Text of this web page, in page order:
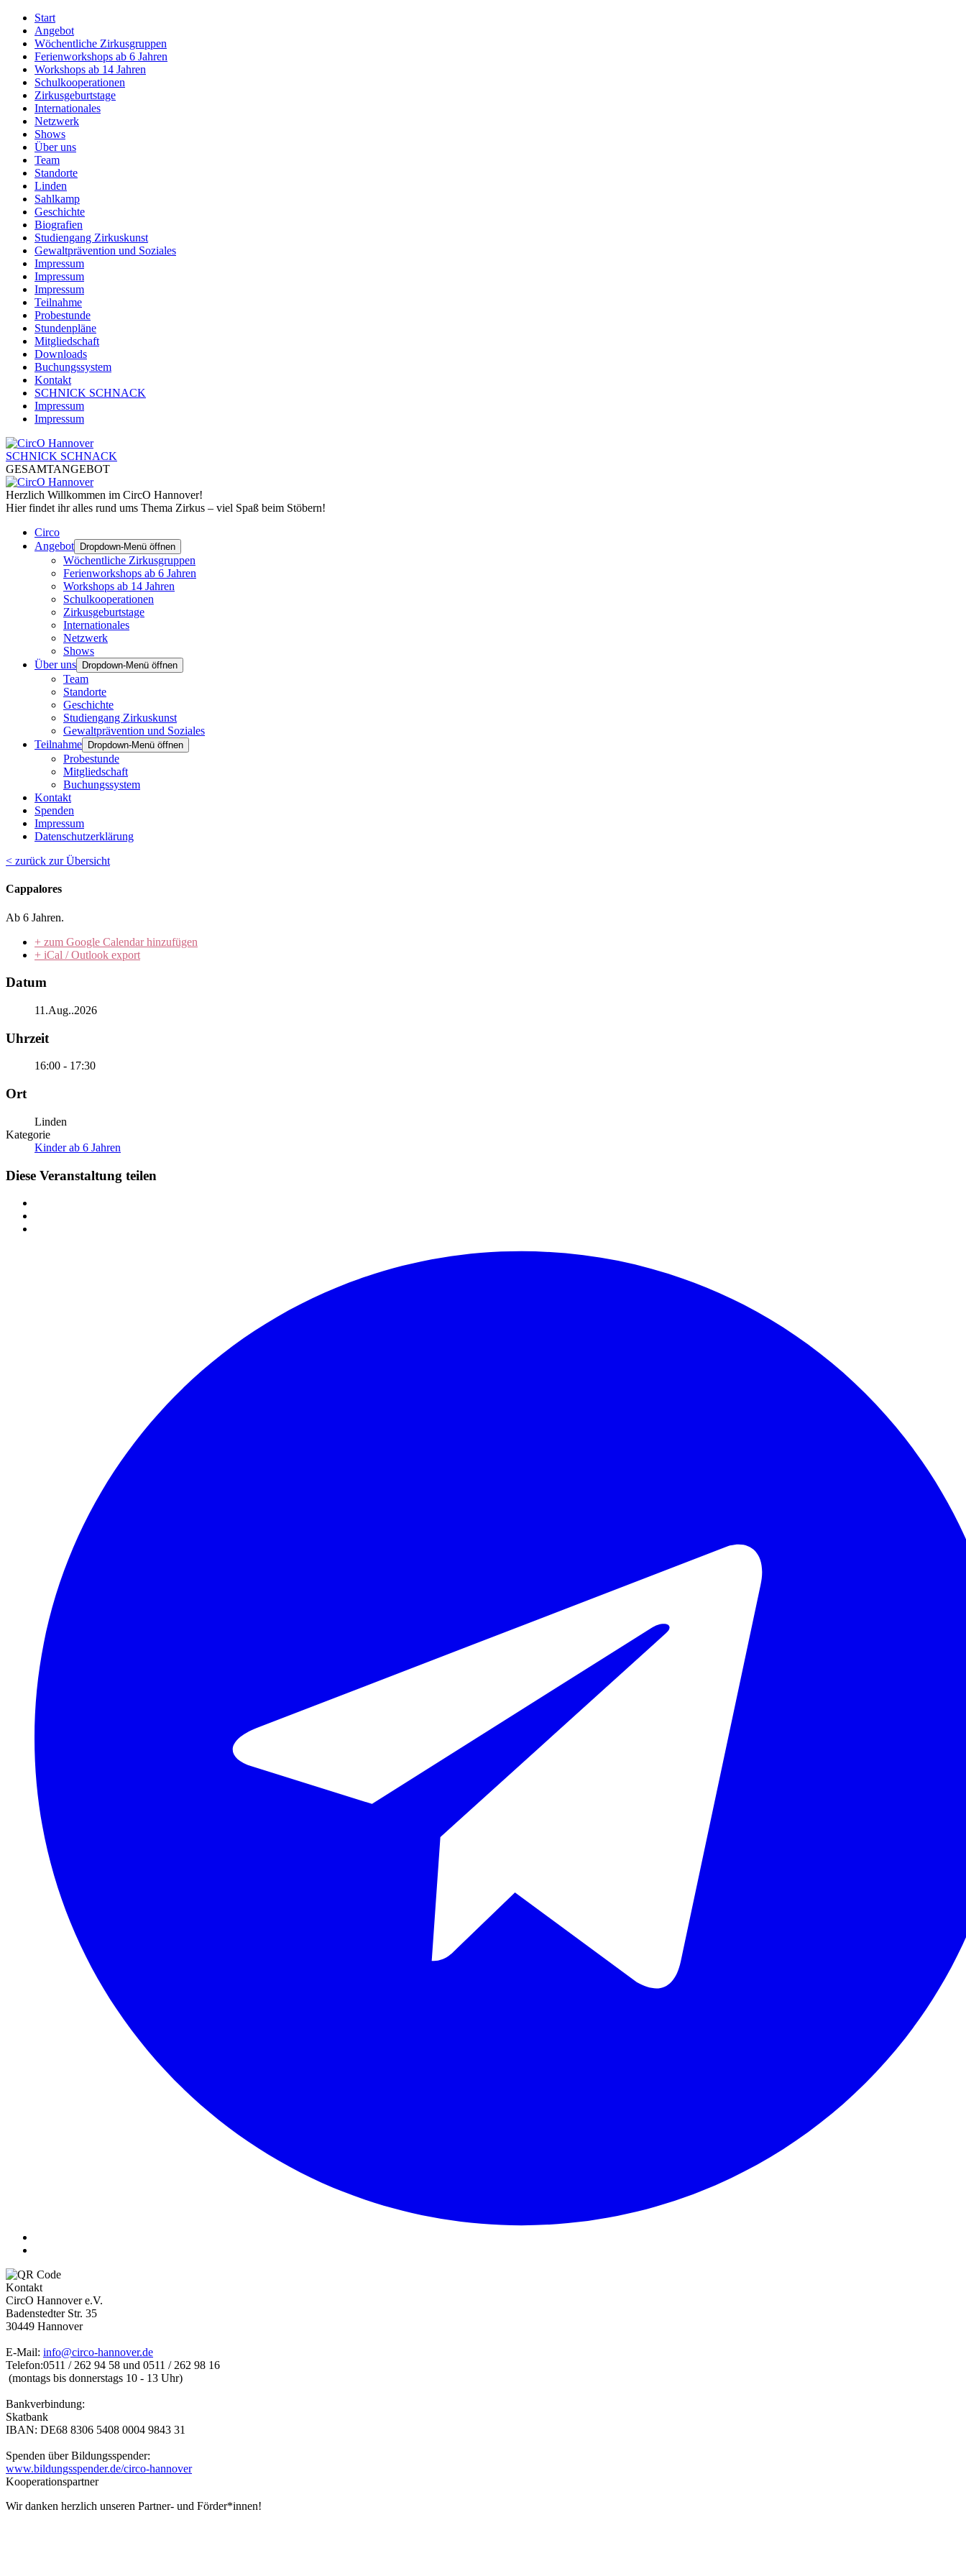
Start
Angebot
Wöchentliche Zirkusgruppen
Ferienworkshops ab 6 Jahren
Workshops ab 14 Jahren
Schulkooperationen
Zirkusgeburtstage
Internationales
Netzwerk
Shows
Über uns
Team
Standorte
Linden
Sahlkamp
Geschichte
Biografien
Studiengang Zirkuskunst
Gewaltprävention und Soziales
Impressum
Impressum
Impressum
Teilnahme
Probestunde
Stundenpläne
Mitgliedschaft
Downloads
Buchungssystem
Kontakt
SCHNICK SCHNACK
Impressum
Impressum
SCHNICK SCHNACK
GESAMTANGEBOT
Herzlich Willkommen im CircO Hannover!
Hier findet ihr alles rund ums Thema Zirkus – viel Spaß beim Stöbern!
Circo
Angebot
Dropdown-Menü öffnen
Wöchentliche Zirkusgruppen
Ferienworkshops ab 6 Jahren
Workshops ab 14 Jahren
Schulkooperationen
Zirkusgeburtstage
Internationales
Netzwerk
Shows
Über uns
Dropdown-Menü öffnen
Team
Standorte
Geschichte
Studiengang Zirkuskunst
Gewaltprävention und Soziales
Teilnahme
Dropdown-Menü öffnen
Probestunde
Mitgliedschaft
Buchungssystem
Kontakt
Spenden
Impressum
Datenschutzerklärung
< zurück zur Übersicht
Cappalores
Ab 6 Jahren.
+ zum Google Calendar hinzufügen
+ iCal / Outlook export
Datum
11.Aug..2026
Uhrzeit
16:00 - 17:30
Ort
Linden
Kategorie
Kinder ab 6 Jahren
Diese Veranstaltung teilen
Kontakt
CircO Hannover e.V.
Badenstedter Str. 35
30449 Hannover
E-Mail: info@circo-hannover.de
Telefon:0511 / 262 94 58 und 0511 / 262 98 16
(montags bis donnerstags 10 - 13 Uhr)
Bankverbindung:
Skatbank
IBAN: DE68 8306 5408 0004 9843 31
Spenden über Bildungsspender:
www.bildungsspender.de/circo-hannover
Kooperationspartner
Wir danken herzlich unseren Partner- und Förder*innen!